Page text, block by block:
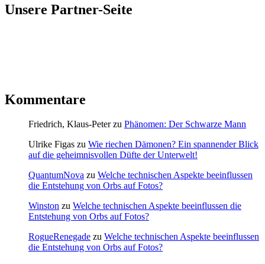
Unsere Partner-Seite
Kommentare
Friedrich, Klaus-Peterzu Phänomen: Der Schwarze Mann
Ulrike Figas zu Wie riechen Dämonen? Ein spannender Blick
auf die geheimnisvollen Düfte der Unterwelt!
QuantumNova zu Welche technischen Aspekte beeinflussen
die Entstehung von Orbs auf Fotos?
Winston zu Welche technischen Aspekte beeinflussen die
Entstehung von Orbs auf Fotos?
RogueRenegade zu Welche technischen Aspekte beeinflussen
die Entstehung von Orbs auf Fotos?